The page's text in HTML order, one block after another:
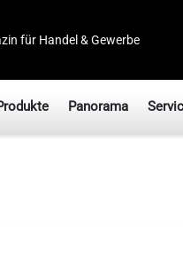
für Handel & Gewerbe
Panorama